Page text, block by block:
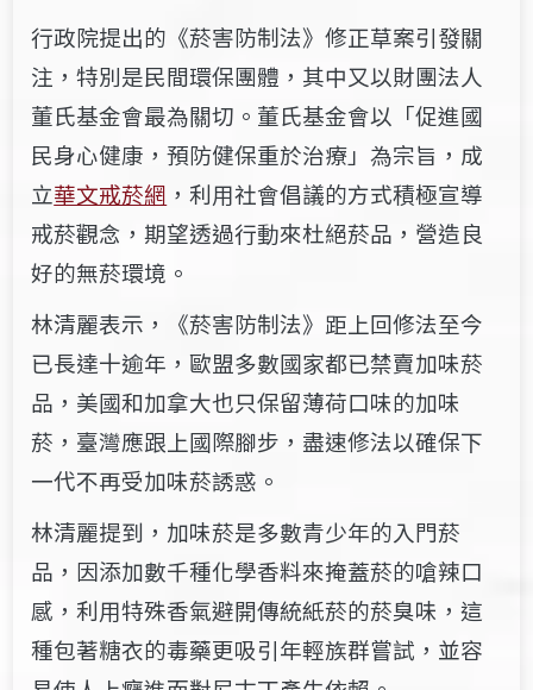
行政院提出的《菸害防制法》修正草案引發關
注，特別是民間環保團體，其中又以財團法人
董氏基金會最為關切。董氏基金會以「促進國
民身心健康，預防健保重於治療」為宗旨，成
立華文戒菸網 ，利用社會倡議的方式積極宣導
戒菸觀念，期望透過行動來杜絕菸品，營造良
好的無菸環境。
林清麗表示，《菸害防制法》距上回修法至今
已長達十逾年，歐盟多數國家都已禁賣加味菸
品，美國和加拿大也只保留薄荷口味的加味
菸，臺灣應跟上國際腳步，盡速修法以確保下
一代不再受加味菸誘惑。
林清麗提到，加味菸是多數青少年的入門菸
品，因添加數千種化學香料來掩蓋菸的嗆辣口
感，利用特殊香氣避開傳統紙菸的菸臭味，這
種包著糖衣的毒藥更吸引年輕族群嘗試，並容